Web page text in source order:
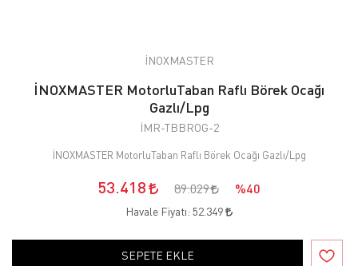
İNOXMASTER
İNOXMASTER MotorluTaban Raflı Börek Ocağı
Gazlı/Lpg
İMR-TBBROG-2
İNOXMASTER MotorluTaban Raflı Börek Ocağı Gazlı/Lpg
53.418 89.029 %40
Havale Fiyatı: 52.349
SEPETE EKLE